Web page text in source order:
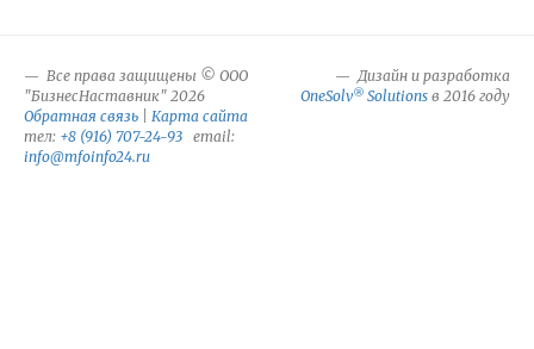
Все права защищены © ООО
"БизнесНаставник" 2026
Обратная связь
Карта сайта
тел: +8 (916) 707-24-93 email:
info@mfoinfo24.ru
Дизайн и разработка
OneSolv® Solutions в 2016 году